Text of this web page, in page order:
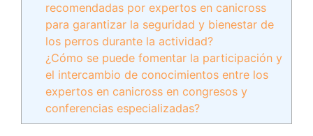
recomendadas por expertos en canicross
para garantizar la seguridad y bienestar de
los perros durante la actividad?
¿Cómo se puede fomentar la participación y
el intercambio de conocimientos entre los
expertos en canicross en congresos y
conferencias especializadas?